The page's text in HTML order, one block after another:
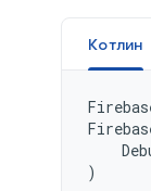
Котлин
)